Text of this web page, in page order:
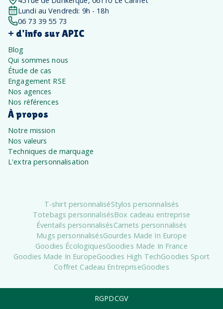
Lundi au Vendredi: 9h - 18h
06 73 39 55 73
+ d'info sur APIC
Blog
Qui sommes nous
Étude de cas
Engagement RSE
Nos agences
Nos références
À propos
Notre mission
Nos valeurs
Techniques de marquage
L'extra personnalisation
T-shirt personnaliséStylos personnalisés
Totebags personnalisésBox cadeau entreprise
Éventails personnalisésCarnets personnalisés
Mugs personnalisésGourdes Made In Europe
Goodies ÉcologiquesGoodies Made In France
Goodies Made In EuropeGoodies High TechGoodies Sport
Coffret Cadeau EntrepriseGoodies
RGPDCGV